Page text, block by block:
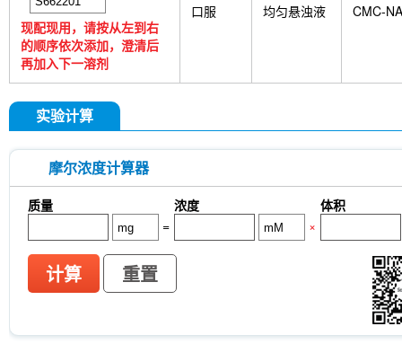
现配现用，请按从左到右
的顺序依次添加，澄清后
再加入下一溶剂
口服 均匀悬浊液 CMC-NA
实验计算
摩尔浓度计算器
质量 浓度
体积
=
×
计算 重置